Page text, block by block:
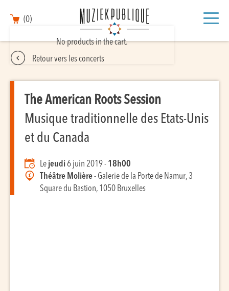
(0)
No products in the cart.
Retour vers les concerts
The American Roots Session
Musique traditionnelle des Etats-Unis
et du Canada
Le jeudi 6 juin 2019 - 18h00
Théâtre Molière- Galerie de la Porte de Namur, 3
Square du Bastion, 1050 Bruxelles